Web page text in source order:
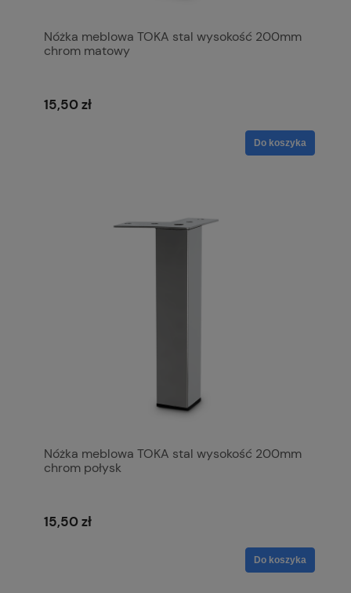
Nóżka meblowa TOKA stal wysokość 200mm
chrom matowy
15,50 zł
Do koszyka
Nóżka meblowa TOKA stal wysokość 200mm
chrom połysk
15,50 zł
Do koszyka